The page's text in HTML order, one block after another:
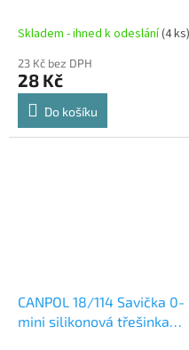
Skladem - ihned k odeslání(4 ks)
23 Kč bez DPH
28 Kč
Do košíku
CANPOL 18/114 Savička 0-
mini silikonová třešinka